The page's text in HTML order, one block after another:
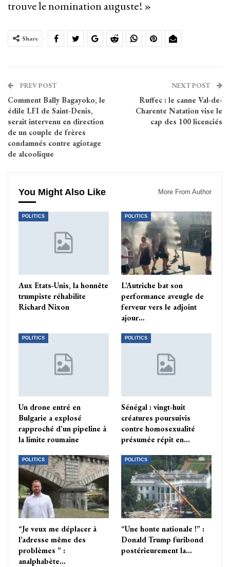
trouve le nomination auguste ! »
Share
PREV POST
Comment Bally Bagayoko, le
édile LFI de Saint-Denis,
serait intervenu en direction
de un couple de frères
condamnés contre agiotage
de alcoolique
NEXT POST
Ruffec : le canne Val-de-
Charente Natation vise le
cap des 100 licenciés
You Might Also Like More From Author
POLITICS
Aux Etats-Unis, la honnête
trumpiste réhabilite
Richard Nixon
POLITICS
L’Autriche bat son
performance aveugle de
ferveur vers le adjoint
ajour…
POLITICS
Un drone entré en
Bulgarie a explosé
rapproché d’un pipeline à
la limite roumaine
POLITICS
Sénégal : vingt-huit
créatures poursuivis
contre homosexualité
présumée répit en…
POLITICS
“Je veux me déplacer à
l’adresse même des
problèmes ” :
analphabète…
POLITICS
“Une honte nationale !” :
Donald Trump furibond
postérieurement la…